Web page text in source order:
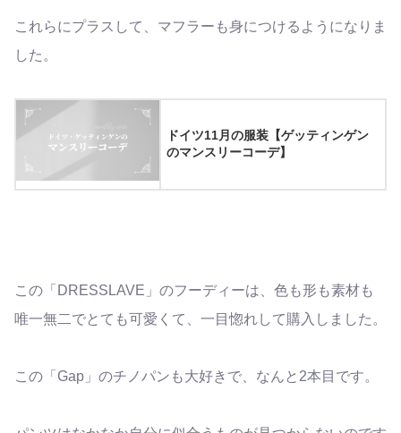
これらにプラスして、マフラーも身につけるようになりま
した。
ドイツ11月の服装【ゲッティンゲン
のマンスリーコーデ】
この「DRESSLAVE」のフーディーは、色も形も素材も
唯一無二でとても可愛くて、一目惚れして購入しました。
この「Gap」のチノパンも大好きで、なんと2本目です。